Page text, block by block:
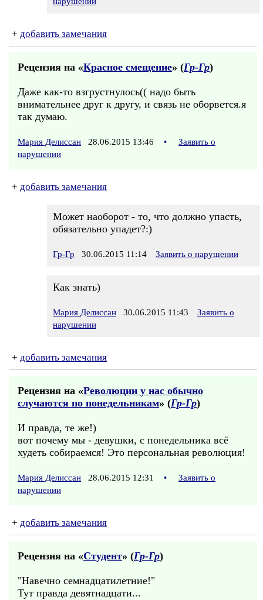
+ добавить замечания
Рецензия на «Красное смещение» (Гр-Гр)
Даже как-то взгрустнулось(( надо быть
внимательнее друг к другу, и связь не оборвется.я
так думаю.
Мария Делиссан 28.06.2015 13:46 •
Заявить о
нарушении
+ добавить замечания
Может наоборот - то, что должно упасть,
обязательно упадет?:)
Гр-Гр 30.06.2015 11:14 Заявить о нарушении
Как знать)
Мария Делиссан 30.06.2015 11:43
Заявить о
нарушении
+ добавить замечания
Рецензия на «Революции у нас обычно
случаются по понедельникам» (Гр-Гр)
И правда, те же!)
вот почему мы - девушки, с понедельника всё
худеть собираемся! Это персональная революция!
Мария Делиссан 28.06.2015 12:31 •
Заявить о
нарушении
+ добавить замечания
Рецензия на «Студент» (Гр-Гр)
"Навечно семнадцатилетние!"
Тут правда девятнадцати...